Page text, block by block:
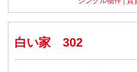
白い家 302